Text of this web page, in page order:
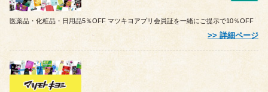
医薬品・化粧品・日用品5％OFF マツキヨアプリ会員証を一緒にご提示で10％OFF
詳細ページ